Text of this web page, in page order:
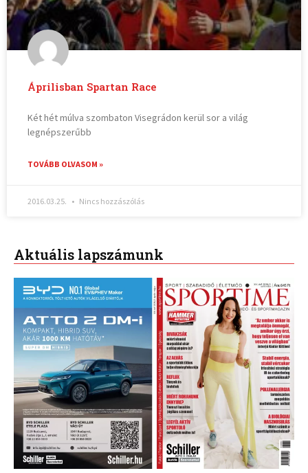
Áprilisban Spartan Race
Két hét múlva szombaton Visegrádon kerül sor a világ
legnépszerűbb
TOVÁBB OLVASOM »
2016.03.25. Nincs hozzászólás
Aktuális lapszámunk